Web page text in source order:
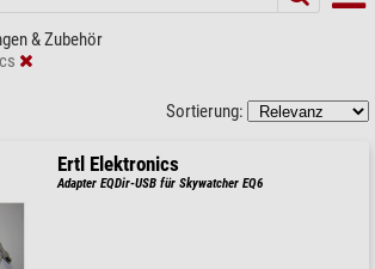
& Zubehör
Sortierung:
Ertl Elektronics
Adapter EQDir-USB für Skywatcher EQ6